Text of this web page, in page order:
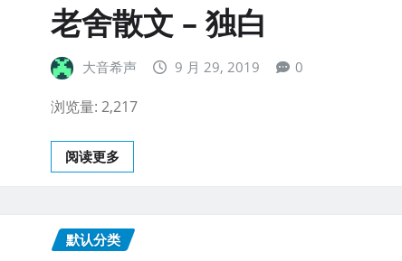
老舍散文 – 独白
大音希声 9 月 29, 2019 0
浏览量: 2,217
阅读更多
默认分类